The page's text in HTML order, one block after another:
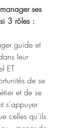
ses
3 rôles :
guide et
leur
ET
de se
et de se
s'appuyer
celles qu'ils